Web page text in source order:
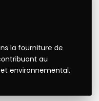
la fourniture de
au
environnemental.